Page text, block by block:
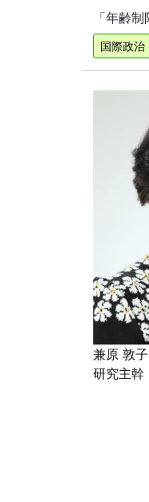
「年齢
国際政治
兼原 敦子
研究主幹